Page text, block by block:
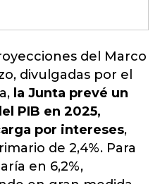
del Marco
divulgadas por el
la Junta prevé un
PIB en 2025,
por intereses,
de 2,4%. Para
en 6,2%,